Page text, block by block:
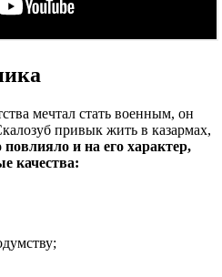
мечтал стать военным, он
привык жить в казармах,
повлияло и на его характер,
качества: